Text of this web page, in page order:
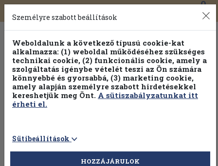
Toggle
navigation
0
Vissza az előző oldalra Válasszon példányt
Személyre szabott beállítások
Weboldalunk a következő típusú cookie-kat
alkalmazza: (1) weboldal működéséhez szükséges
technikai cookie, (2) funkcionális cookie, amely a
szolgáltatás igénybe vételét teszi az Ön számára
könnyebbé és gyorsabbá, (3) marketing cookie,
amely alapján személyre szabott hirdetésekkel
kereshetjük meg Önt. A sütiszabályzatunkat itt
érheti el.
Sütibeállítások
HOZZÁJÁRULOK